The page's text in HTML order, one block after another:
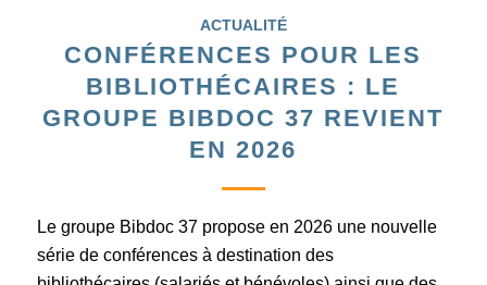
ACTUALITÉ
CONFÉRENCES POUR LES
BIBLIOTHÉCAIRES : LE
GROUPE BIBDOC 37 REVIENT
EN 2026
Le groupe Bibdoc 37 propose en 2026 une nouvelle
série de conférences à destination des